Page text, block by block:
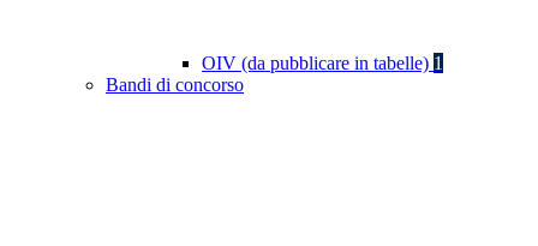
OIV (da pubblicare in tabelle) 1
Bandi di concorso